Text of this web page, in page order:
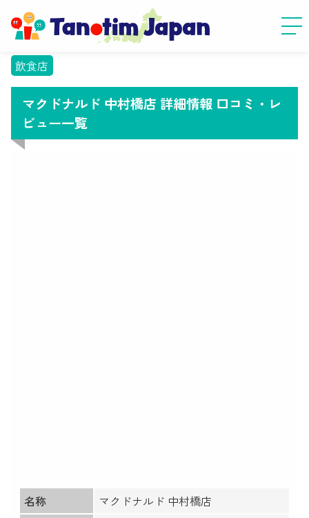
飲食店
マクドナルド 中村橋店 詳細情報 口コミ・レ
ビュー一覧
名称
マクドナルド 中村橋店